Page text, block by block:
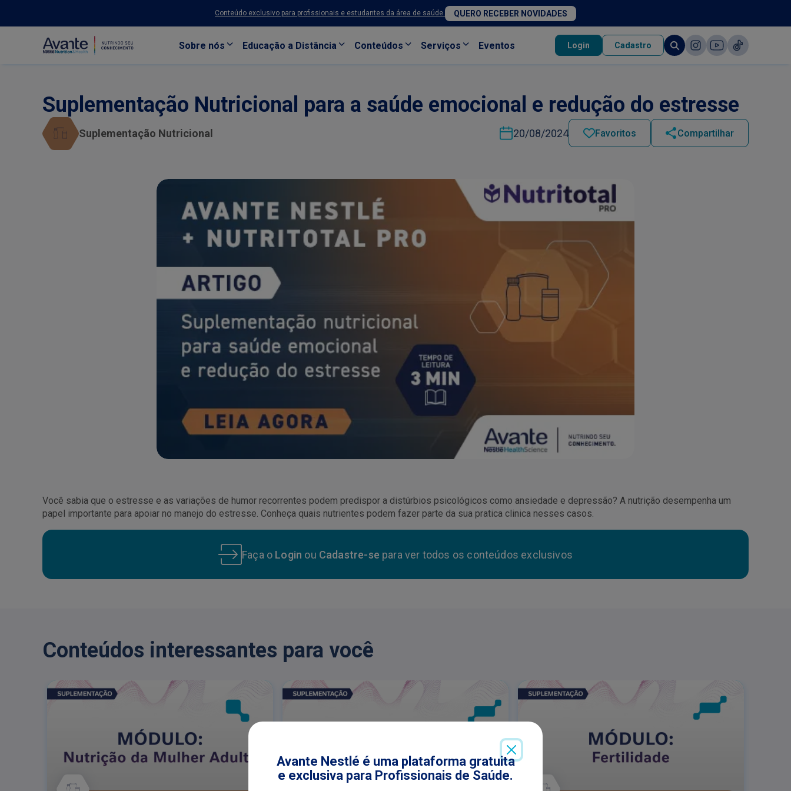
Conteúdo exclusivo para profissionais e estudantes da área de saúde. QUERO RECEBER NOVIDADES
Sobre nós Educação a Distância Conteúdos Serviços Eventos Login Cadastro
Suplementação Nutricional para a saúde emocional e redução do estresse
Suplementação Nutricional 20/08/2024 Favoritos Compartilhar
Você sabia que o estresse e as variações de humor recorrentes podem predispor a distúrbios psicológicos como ansiedade e depressão? A nutrição desempenha um
papel importante para apoiar no manejo do estresse. Conheça quais nutrientes podem fazer parte da sua pratica clinica nesses casos.
Faça o Login ou Cadastre-se para ver todos os conteúdos exclusivos
Conteúdos interessantes para você
Avante Nestlé é uma plataforma gratuita
e exclusiva para Profissionais de Saúde.